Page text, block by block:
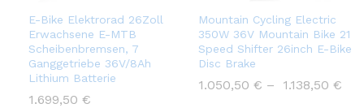
E-Bike Elektrorad 26Zoll
Erwachsene E-MTB
Scheibenbremsen, 7
Ganggetriebe 36V/8Ah
Lithium Batterie
1.699,50 €
Mountain Cycling Electric
350W 36V Mountain Bike 21
Speed Shifter 26inch E-Bike
Disc Brake
1.050,50 € – 1.138,50 €